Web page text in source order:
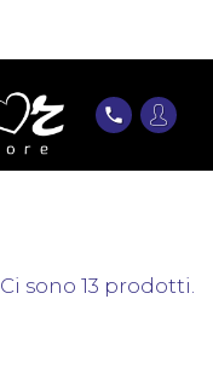
phone
Ci sono 13 prodotti.